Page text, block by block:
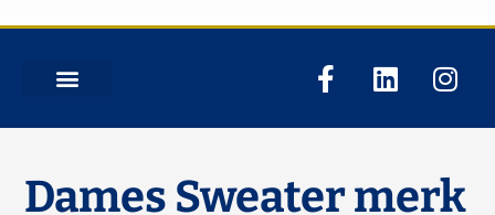
Dames Sweater merk